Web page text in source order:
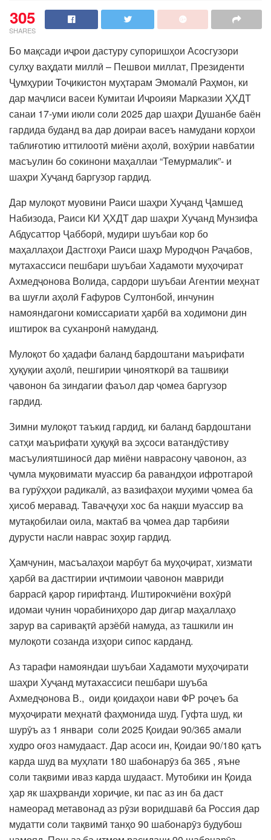
305
SHARES
Бо мақсади иҷрои дастуру супоришҳои Асосгузори
сулҳу ваҳдати миллӣ – Пешвои миллат, Президенти
Ҷумҳурии Тоҷикистон муҳтарам Эмомалӣ Раҳмон, ки
дар маҷлиси васеи Кумитаи Иҷроияи Марказии ҲХДТ
санаи 17-уми июли соли 2025 дар шаҳри Душанбе баён
гардида буданд ва дар доираи васеъ намудани корҳои
таблиғотию иттилоотӣ миёни аҳолӣ, вохӯрии навбатии
масъулин бо сокинони маҳаллаи “Темурмалик”- и
шаҳри Хуҷанд баргузор гардид.
Дар мулоқот муовини Раиси шаҳри Хуҷанд Ҷамшед
Набизода, Раиси КИ ҲХДТ дар шаҳри Хуҷанд Мунзифа
Абдусаттор Ҷабборӣ, мудири шуъбаи кор бо
маҳаллаҳои Дастгоҳи Раиси шаҳр Муродҷон Раҷабов,
мутахассиси пешбари шуъбаи Хадамоти муҳоҷират
Ахмедҷонова Волида, сардори шуъбаи Агентии меҳнат
ва шуғли аҳолӣ Ғафуров Султонбой, инчунин
намояндагони комиссариати ҳарбӣ ва ходимони дин
иштирок ва суханронӣ намуданд.
Мулоқот бо ҳадафи баланд бардоштани маърифати
ҳуқуқии аҳолӣ, пешгирии ҷинояткорӣ ва ташвиқи
ҷавонон ба зиндагии фаъол дар ҷомеа баргузор
гардид.
Зимни мулоқот таъкид гардид, ки баланд бардоштани
сатҳи маърифати ҳуқуқӣ ва эҳсоси ватандӯстиву
масъулиятшиносӣ дар миёни наврасону ҷавонон, аз
ҷумла муқовимати муассир ба равандҳои ифротгароӣ
ва гурӯҳҳои радикалӣ, аз вазифаҳои муҳими ҷомеа ба
ҳисоб меравад. Таваҷҷуҳи хос ба нақши муассир ва
мутақобилаи оила, мактаб ва ҷомеа дар тарбияи
дурусти насли наврас зоҳир гардид.
Ҳамчунин, масъалаҳои марбут ба муҳоҷират, хизмати
ҳарбӣ ва дастгирии иҷтимоии ҷавонон мавриди
баррасӣ қарор гирифтанд. Иштирокчиёни вохӯрӣ
идомаи чунин чорабиниҳоро дар дигар маҳаллаҳо
зарур ва саривақтӣ арзёбӣ намуда, аз ташкили ин
мулоқоти созанда изҳори сипос карданд.
Аз тарафи намояндаи шуъбаи Хадамоти муҳоҷирати
шаҳри Хуҷанд мутахассиси пешбари шуъба
Ахмедҷонова В., оиди қоидаҳои нави ФР роҷеъ ба
муҳоҷирати меҳнатӣ фаҳмонида шуд. Гуфта шуд, ки
шурӯъ аз 1 январи соли 2025 Қоидаи 90/365 амали
худро оғоз намудааст. Дар асоси ин, Қоидаи 90/180 қатъ
карда шуд ва муҳлати 180 шабонарӯз ба 365 , яъне
соли тақвими иваз карда шудааст. Мутобики ин Қоида
ҳар як шаҳрванди хориҷие, ки пас аз ин ба даст
намеорад метавонад аз рӯзи воридшавӣ ба Россия дар
мудатти соли тақвимӣ танҳо 90 шабонарӯз будубош